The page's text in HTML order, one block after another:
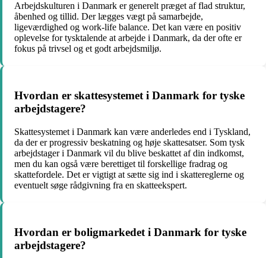
Arbejdskulturen i Danmark er generelt præget af flad struktur,
åbenhed og tillid. Der lægges vægt på samarbejde,
ligeværdighed og work-life balance. Det kan være en positiv
oplevelse for tysktalende at arbejde i Danmark, da der ofte er
fokus på trivsel og et godt arbejdsmiljø.
Hvordan er skattesystemet i Danmark for tyske
arbejdstagere?
Skattesystemet i Danmark kan være anderledes end i Tyskland,
da der er progressiv beskatning og høje skattesatser. Som tysk
arbejdstager i Danmark vil du blive beskattet af din indkomst,
men du kan også være berettiget til forskellige fradrag og
skattefordele. Det er vigtigt at sætte sig ind i skattereglerne og
eventuelt søge rådgivning fra en skatteekspert.
Hvordan er boligmarkedet i Danmark for tyske
arbejdstagere?